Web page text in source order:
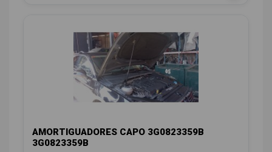
AMORTIGUADORES CAPO 3G0823359B
3G0823359B